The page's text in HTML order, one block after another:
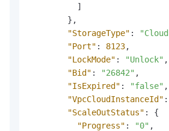
]
} ,
"StorageType" :
"Port" : 8123,
"LockMode" : "Unlock" ,
"Bid" : "26842" ,
"IsExpired" : "false" ,
"VpcCloudInstanceId" :
"ScaleOutStatus" :
{
"Progress" : "0" ,